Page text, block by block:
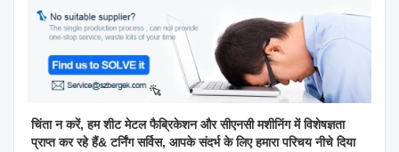
चिंता न करें, हम शीट मेटल फैब्रिकेशन और सीएनसी मशीनिंग में विशेषज्ञता
प्राप्त कर रहे हैं& टर्निंग सर्विस, आपके संदर्भ के लिए हमारा परिचय नीचे दिया